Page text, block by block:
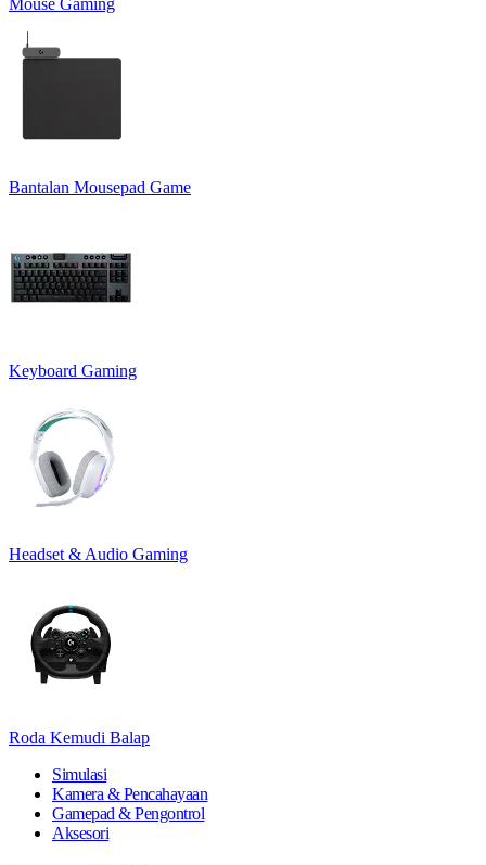
Bantalan Mousepad Game
Keyboard Gaming
Headset & Audio Gaming
Roda Kemudi Balap
Simulasi
Kamera & Pencahayaan
Gamepad & Pengontrol
Aksesori